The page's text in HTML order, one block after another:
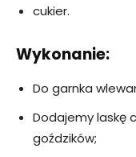
cukier.
Wykonanie:
Do garnka
Dodajemy laskę
goździków;